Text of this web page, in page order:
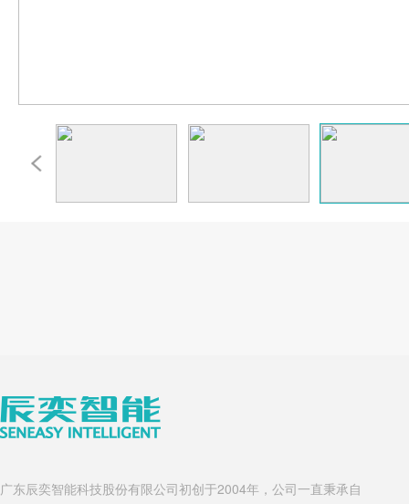
广东辰奕智能科技股份有限公司初创于2004年，公司一直秉承自